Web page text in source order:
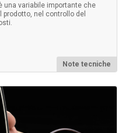
i kit di ispezione
e impermeabili, complete
per contenere
PosiTector .
una variabile importante che
nel controllo del
Note tecniche